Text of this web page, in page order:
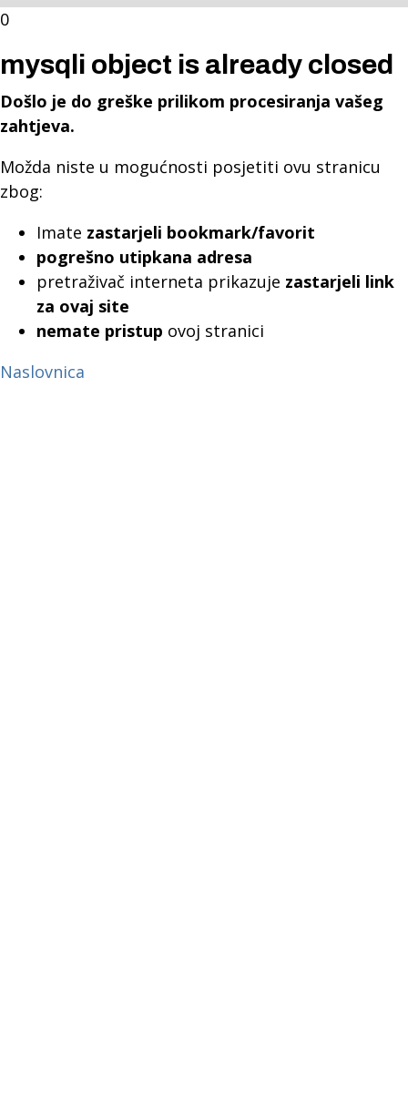
0
mysqli object is already closed
Došlo je do greške prilikom procesiranja vašeg
zahtjeva.
Možda niste u mogućnosti posjetiti ovu stranicu
zbog:
Imate zastarjeli bookmark/favorit
pogrešno utipkana adresa
pretraživač interneta prikazuje zastarjeli link
za ovaj site
nemate pristup ovoj stranici
Naslovnica